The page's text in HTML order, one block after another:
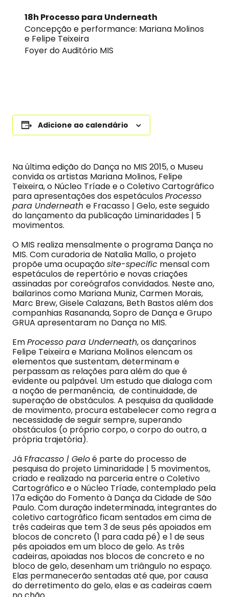
18h Processo para Underneath
Concepção e performance: Mariana Molinos
e Felipe Teixeira
Foyer do Auditório MIS
Adicione ao calendário
Na última edição do Dança no MIS 2015, o Museu
convida os artistas Mariana Molinos, Felipe
Teixeira, o Núcleo Tríade e o Coletivo Cartográfico
para apresentações dos espetáculosProcesso
para Underneath e Fracasso | Gelo, este seguido
do lançamento da publicação Liminaridades | 5
movimentos.
O MIS realiza mensalmente o programa Dança no
MIS. Com curadoria de Natalia Mallo, o projeto
propõe uma ocupaçãosite-specific mensal com
espetáculos de repertório e novas criações
assinadas por coreógrafos convidados. Neste ano,
bailarinos como Mariana Muniz, Carmen Morais,
Marc Brew, Gisele Calazans, Beth Bastos além dos
companhias Rasananda, Sopro de Dança e Grupo
GRUA apresentaram no Dança no MIS.
EmProcesso para Underneath, os dançarinos
Felipe Teixeira e Mariana Molinos elencam os
elementos que sustentam, determinam e
perpassam as relações para além do que é
evidente ou palpável. Um estudo que dialoga com
a noção de permanência, de continuidade, de
superação de obstáculos. A pesquisa da qualidade
de movimento, procura estabelecer como regra a
necessidade de seguir sempre, superando
obstáculos (o próprio corpo, o corpo do outro, a
própria trajetória).
Já Ffracasso | Geloé parte do processo de
pesquisa do projeto Liminaridade | 5 movimentos,
criado e realizado na parceria entre o Coletivo
Cartográfico e o Núcleo Tríade, contemplado pela
17a edição do Fomento à Dança da Cidade de São
Paulo. Com duração indeterminada, integrantes do
coletivo cartográfico ficam sentados em cima de
três cadeiras que tem 3 de seus pés apoiados em
blocos de concreto (1 para cada pé) e 1 de seus
pés apoiados em um bloco de gelo. As três
cadeiras, apoiadas nos blocos de concreto e no
bloco de gelo, desenham um triângulo no espaço.
Elas permanecerão sentadas até que, por causa
do derretimento do gelo, elas e as cadeiras caem